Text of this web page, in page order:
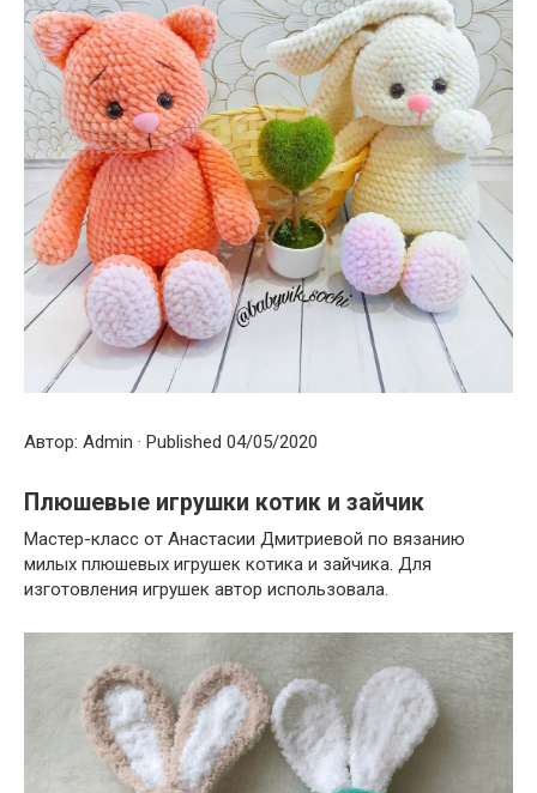
Автор: Admin · Published 04/05/2020
Плюшевые игрушки котик и зайчик
Мастер-класс от Анастасии Дмитриевой по вязанию
милых плюшевых игрушек котика и зайчика. Для
изготовления игрушек автор использовала.